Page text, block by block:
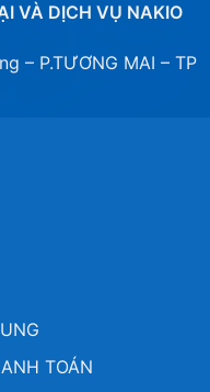
VÀ DỊCH VỤ NAKIO
– P.TƯƠNG MAI – TP
TOÁN